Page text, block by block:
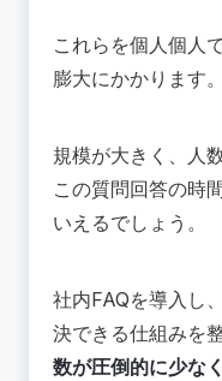
これらを個人個人
膨大にかかります。
規模が大きく、人
この質問回答の時
いえるでしょう。
社内FAQを導入し
決できる仕組みを
数が圧倒的に少な